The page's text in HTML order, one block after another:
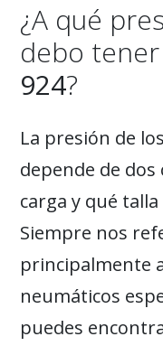
¿A qué
debo
924?
La presión de
depende de dos
carga y qué
Siempre nos
principalmente
neumáticos
puedes